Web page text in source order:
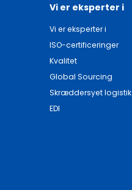
Vi er eksperter i
Vi er eksperter i
ISO-certificeringer
Kvalitet
Global Sourcing
Skræddersyet logistik
EDI